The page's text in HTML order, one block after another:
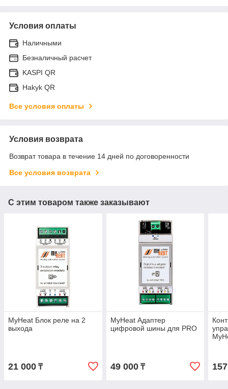
Условия оплаты
Наличными
Безналичный расчет
KASPI QR
Hakyk QR
Все условия оплаты
Условия возврата
Возврат товара в течение 14 дней по договоренности
Все условия возврата
С этим товаром также заказывают
MyHeat Блок реле на 2
выхода
21 000 ₸
MyHeat Адаптер
цифровой шины для PRO
49 000₸